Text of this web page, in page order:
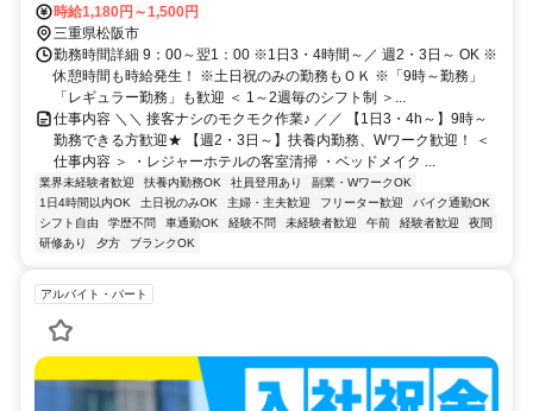
駅より徒歩3分
時給1,180円～1,500円
三重県松阪市
勤務時間詳細 9：00～翌1：00 ※1日3・4時間～／ 週2・3日～ OK ※
休憩時間も時給発生！ ※土日祝のみの勤務もＯＫ ※「9時～勤務」
「レギュラー勤務」も歓迎 ＜ 1～2週毎のシフト制 ＞...
仕事内容 ＼＼ 接客ナシのモクモク作業♪ ／／ 【1日3・4h～】9時～
勤務できる方歓迎★ 【週2・3日～】扶養内勤務、Wワーク歓迎！ ＜
仕事内容 ＞ ・レジャーホテルの客室清掃 ・ベッドメイク ...
業界未経験者歓迎 扶養内勤務OK 社員登用あり
副業・WワークOK
1日4時間以内OK
土日祝のみOK 主婦・主夫歓迎 フリーター歓迎
バイク通勤OK
シフト自由
学歴不問 車通勤OK 経験不問 未経験者歓迎 午前 経験者歓迎
夜間
研修あり
夕方 ブランクOK
アルバイト・パート